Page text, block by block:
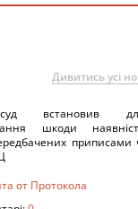
Дивитись усі
встановив
шкоди
приписами
от Протокола